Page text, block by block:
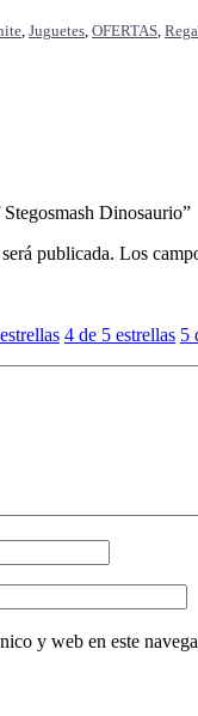
, Juguetes, OFERTAS,
Dinosaurio”
publicada. Los
4 de 5 estrellas 5
y web en este